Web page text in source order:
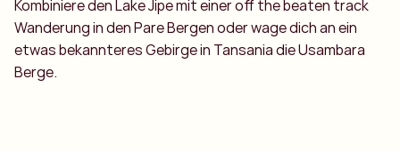
Kombiniere den Lake Jipe mit einer off the beaten track
Wanderung in den Pare Bergen oder wage dich an ein
etwas bekannteres Gebirge in Tansania die Usambara
Berge.